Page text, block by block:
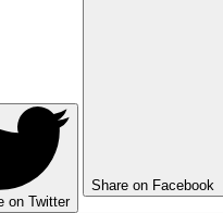
Share on Facebook
on Twitter